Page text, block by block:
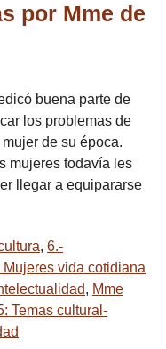
por Mme de
buena parte de
los problemas de
de su época.
mujeres todavía les
llegar a equipararse
, 6.-
vida cotidiana
, Mme
Temas cultural-